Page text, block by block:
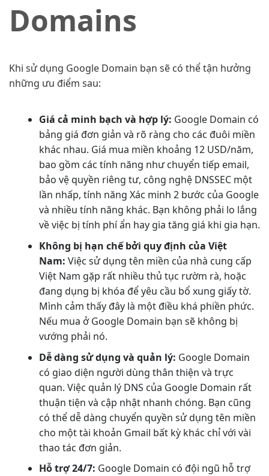
Domains
Khi sử dụng Google Domain bạn sẽ có thể tận hưởng
những ưu điểm sau:
Giá cả minh bạch và hợp lý: Google Domain có
bảng giá đơn giản và rõ ràng cho các đuôi miền
khác nhau. Giá mua miền khoảng 12 USD/năm,
bao gồm các tính năng như chuyển tiếp email,
bảo vệ quyền riêng tư, công nghệ DNSSEC một
lần nhấp, tính năng Xác minh 2 bước của Google
và nhiều tính năng khác. Bạn không phải lo lắng
về việc bị tính phí ẩn hay gia tăng giá khi gia hạn.
Không bị hạn chế bởi quy định của Việt
Nam: Việc sử dụng tên miền của nhà cung cấp
Việt Nam gặp rất nhiều thủ tục rườm rà, hoặc
đang dụng bị khóa để yêu cầu bổ xung giấy tờ.
Mình cảm thấy đây là một điều khá phiền phức.
Nếu mua ở Google Domain bạn sẽ không bị
vướng phải nó.
Dễ dàng sử dụng và quản lý: Google Domain
có giao diện người dùng thân thiện và trực
quan. Việc quản lý DNS của Google Domain rất
thuận tiện và cập nhật nhanh chóng. Bạn cũng
có thể dễ dàng chuyển quyền sử dụng tên miền
cho một tài khoản Gmail bất kỳ khác chỉ với vài
thao tác đơn giản.
Hỗ trợ 24/7: Google Domain có đội ngũ hỗ trợ